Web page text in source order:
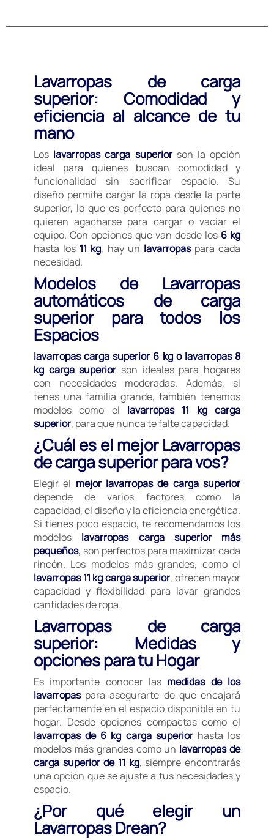
Lavarropas de carga
superior: Comodidad y
eficiencia al alcance de tu
mano
Los lavarropas carga superiorson la opción
ideal para quienes buscan comodidad y
funcionalidad sin sacrificar espacio. Su
diseño permite cargar la ropa desde la parte
superior, lo que es perfecto para quienes no
quieren agacharse para cargar o vaciar el
equipo. Con opciones que van desde los 6 kg
hasta los 11 kg, hay un lavarropaspara cada
necesidad.
Modelos de Lavarropas
automáticos de carga
superior para todos los
Espacios
lavarropas carga superior 6 kg o lavarropas 8
kg carga superior son ideales para hogares
con necesidades moderadas. Además, si
tenes una familia grande, también tenemos
modelos como el lavarropas 11 kg carga
superior, para que nunca te falte capacidad.
¿Cuál es el mejor Lavarropas
de carga superior para vos?
Elegir el mejor lavarropas de carga superior
depende de varios factores como la
capacidad, el diseño y la eficiencia energética.
Si tienes poco espacio, te recomendamos los
modelos lavarropas carga superior más
pequeños, son perfectos para maximizar cada
rincón. Los modelos más grandes, como el
lavarropas 11 kg carga superior, ofrecen mayor
capacidad y flexibilidad para lavar grandes
cantidades de ropa.
Lavarropas de carga
superior: Medidas y
opciones para tu Hogar
Es importante conocer las medidas de los
lavarropaspara asegurarte de que encajará
perfectamente en el espacio disponible en tu
hogar. Desde opciones compactas como el
lavarropas de 6 kg carga superiorhasta los
modelos más grandes como un lavarropas de
carga superior de 11 kg, siempre encontrarás
una opción que se ajuste a tus necesidades y
espacio.
¿Por qué elegir un
Lavarropas Drean?